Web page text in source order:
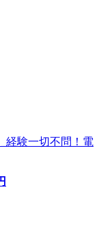
経験一切不問！電